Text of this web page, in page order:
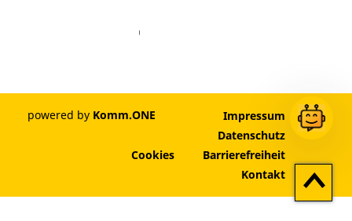
LinkedIn
powered by Komm.ONE
Impressum
Datenschutz
Cookies
Barrierefreiheit
Kontakt
Zum